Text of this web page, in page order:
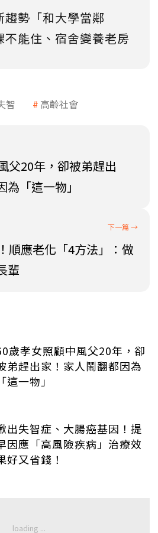
趨勢「和大學當鄰
不能住、宿舍變養老房
智 高齡社會
父20年，卻被弟趕出
「這一物」
順應老化「4方法」：做
輩
歲孝女照顧中風父20年，卻
弟趕出家！家人鬧翻都因為
「這一物」
出失智症、大腸癌基因！提
因應「高風險疾病」治療效
好又省錢！